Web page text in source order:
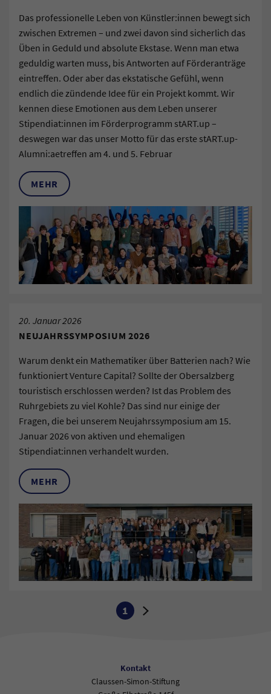
Das professionelle Leben von Künstler:innen bewegt sich
zwischen Extremen – und zwei davon sind sicherlich das
Üben in Geduld und absolute Ekstase. Wenn man etwa
geduldig warten muss, bis Antworten auf Förderanträge
eintreffen. Oder aber das ekstatische Gefühl, wenn
endlich die zündende Idee für ein Projekt kommt. Wir
kennen diese Emotionen aus dem Leben unserer
Stipendiat:innen im Förderprogramm stART.up –
deswegen war das unser Motto für das erste stART.up-
Alumni:aetreffen am 4. und 5. Februar
MEHR
20. Januar 2026
NEUJAHRSSYMPOSIUM 2026
Warum denkt ein Mathematiker über Batterien nach? Wie
funktioniert Venture Capital? Sollte der Obersalzberg
touristisch erschlossen werden? Ist das Problem des
Ruhrgebiets zu viel Kohle? Das sind nur einige der
Fragen, die bei unserem Neujahrssymposium am 15.
Januar 2026 von aktiven und ehemaligen
Stipendiat:innen verhandelt wurden.
MEHR
Aktuelle Seite:
1
Zur nächsten Seite
Kontakt
Claussen-Simon-Stiftung